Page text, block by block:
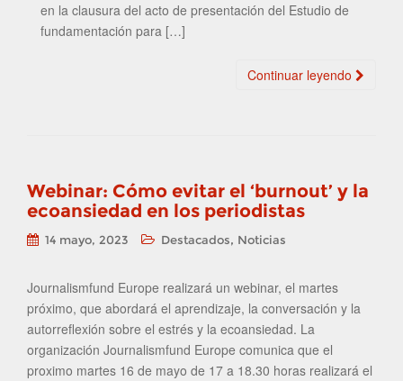
en la clausura del acto de presentación del Estudio de
fundamentación para […]
Continuar leyendo
Webinar: Cómo evitar el ‘burnout’ y la
ecoansiedad en los periodistas
14 mayo, 2023 Destacados, Noticias
Journalismfund Europe realizará un webinar, el martes
próximo, que abordará el aprendizaje, la conversación y la
autorreflexión sobre el estrés y la ecoansiedad. La
organización Journalismfund Europe comunica que el
proximo martes 16 de mayo de 17 a 18.30 horas realizará el